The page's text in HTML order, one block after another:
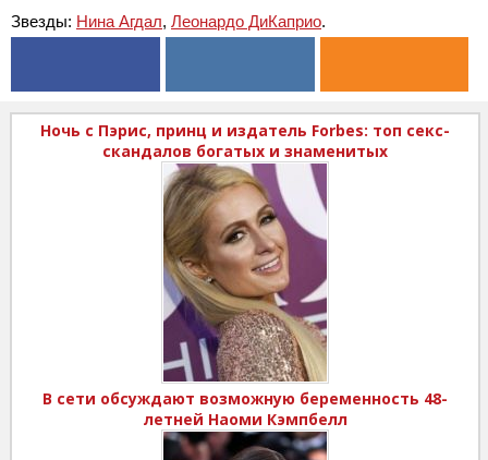
Звезды: Нина Агдал, Леонардо ДиКаприо.
Ночь с Пэрис, принц и издатель Forbes: топ секс-
скандалов богатых и знаменитых
В сети обсуждают возможную беременность 48-
летней Наоми Кэмпбелл